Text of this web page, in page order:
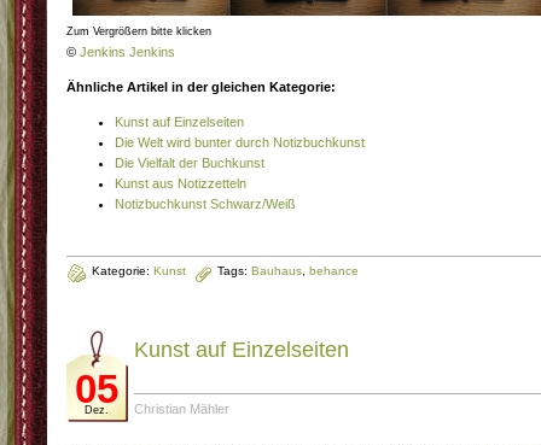
Zum Vergrößern bitte klicken
© Jenkins Jenkins
Ähnliche Artikel in der gleichen Kategorie:
Kunst auf Einzelseiten
Die Welt wird bunter durch Notizbuchkunst
Die Vielfalt der Buchkunst
Kunst aus Notizzetteln
Notizbuchkunst Schwarz/Weiß
Kategorie: Kunst Tags: Bauhaus behance
05
Dez.
Kunst auf Einzelseiten
Christian Mähler